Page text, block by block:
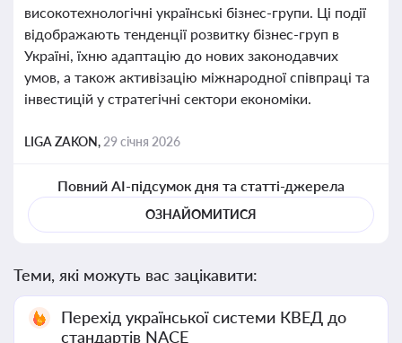
високотехнологічні українські бізнес-групи. Ці події
відображають тенденції розвитку бізнес-груп в
Україні, їхню адаптацію до нових законодавчих
умов, а також активізацію міжнародної співпраці та
інвестицій у стратегічні сектори економіки.
LIGA ZAKON, 29 січня 2026
Повний AI-підсумок дня та статті-джерела
ОЗНАЙОМИТИСЯ
Теми, які можуть вас зацікавити:
Перехід української системи КВЕД до
стандартів NACE